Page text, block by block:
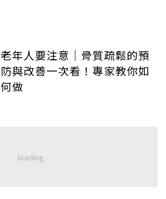
老年人要注意│骨質疏鬆的預
防與改善一次看！專家教你如
何做